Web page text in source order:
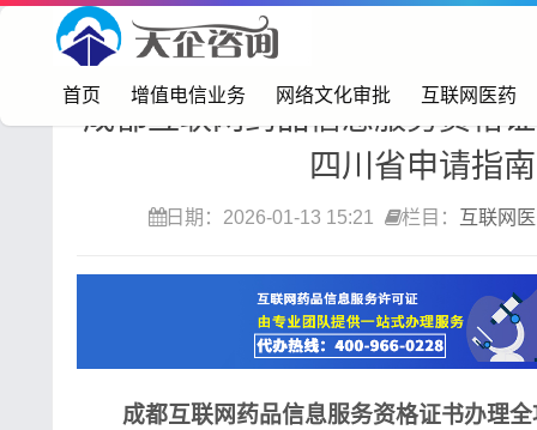
首页 增值电信业务 网络文化审批 互联网医药
首页> 互联网医药
成都互联网药品信息服务资格
四川省申请指南
日期：2026-01-13 15:21 栏目： 互联网
成都互联网药品信息服务资格证书办理